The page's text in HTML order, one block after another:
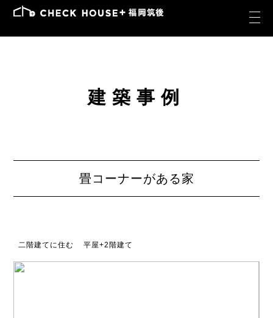
建築事例
畳コーナーがある家
二階建てに住む 平屋+2階建て